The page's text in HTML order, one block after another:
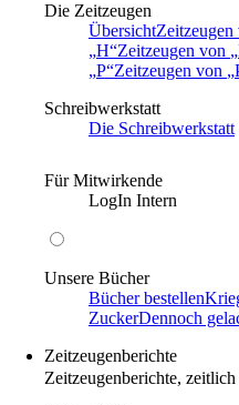
Die Zeitzeugen
ÜbersichtZeitzeugen
H Zeitzeugen von
P Zeitzeugen von
Schreibwerkstatt
Die Schreibwerkstatt
Für Mitwirkende
LogIn Intern
Unsere Bücher
Bücher bestellen
ZuckerDennoch
Zeitzeugenberichte
Zeitzeugenberichte,